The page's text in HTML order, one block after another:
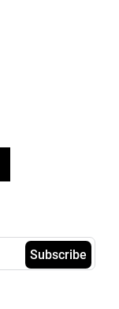
Subscribe